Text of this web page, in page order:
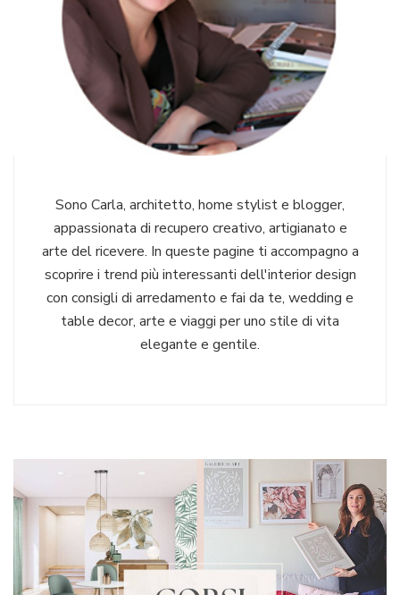
Sono Carla, architetto, home stylist e blogger,
appassionata di recupero creativo, artigianato e
arte del ricevere. In queste pagine ti accompagno a
scoprire i trend più interessanti dell'interior design
con consigli di arredamento e fai da te, wedding e
table decor, arte e viaggi per uno stile di vita
elegante e gentile.